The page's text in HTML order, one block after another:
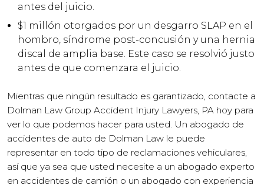
antes del juicio.
$1 millón otorgados por un desgarro SLAP en el
hombro, síndrome post-concusión y una hernia
discal de amplia base. Este caso se resolvió justo
antes de que comenzara el juicio.
Mientras que ningún resultado es garantizado, contacte a
Dolman Law Group Accident Injury Lawyers, PA hoy para
ver lo que podemos hacer para usted. Un abogado de
accidentes de auto de Dolman Law le puede
representar en todo tipo de reclamaciones vehiculares,
así que ya sea que usted necesite a un abogado experto
en accidentes de camión o un abogado con experiencia